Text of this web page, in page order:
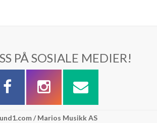
PÅ SOSIALE MEDIER!
/ Marios Musikk AS